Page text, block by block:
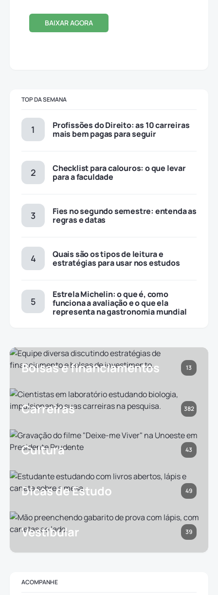
BAIXAR AGORA
TOP DA SEMANA
Profissões do Direito: as 10 carreiras
mais bem pagas para seguir
Checklist para calouros: o que levar
para a faculdade
Fies no segundo semestre: entenda as
regras e datas
Quais são os tipos de leitura e
estratégias para usar nos estudos
Estrela Michelin: o que é, como
funciona a avaliação e o que ela
representa na gastronomia mundial
Bolsas e financiamentos 13
Carreiras 382
Cultura 43
Dicas de Estudo 49
Vestibular 39
ACOMPANHE